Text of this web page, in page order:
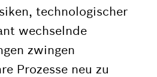
technologischer
wechselnde
zwingen
Prozesse neu zu